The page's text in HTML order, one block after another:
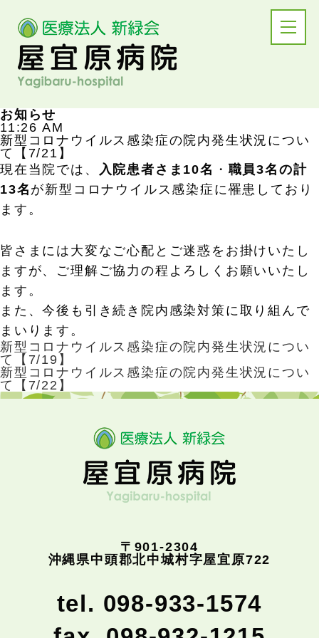
お知らせ
11:26 AM
新型コロナウイルス感染症の院内発生状況につい
て【7/21】
現在当院では、
入院患者さま10名 ・ 職員3名の計
13名 が新型コロナウイルス感染症に罹患しており
ます。
皆さまには大変なご心配とご迷惑をお掛けいたし
ますが、ご理解ご協力の程よろしくお願いいたし
ます。
また、今後も引き続き院内感染対策に取り組んで
まいります。
新型コロナウイルス感染症の院内発生状況につい
て【7/19】
新型コロナウイルス感染症の院内発生状況につい
て【7/22】
〒901-2304
沖縄県中頭郡北中城村字屋宜原722
tel. 098-933-1574